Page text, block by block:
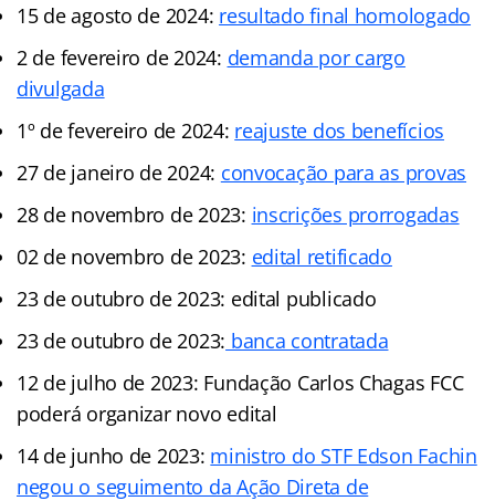
15 de agosto de 2024: resultado final homologado
2 de fevereiro de 2024: demanda por cargo
divulgada
1º de fevereiro de 2024: reajuste dos benefícios
27 de janeiro de 2024: convocação para as provas
28 de novembro de 2023: inscrições prorrogadas
02 de novembro de 2023: edital retificado
23 de outubro de 2023: edital publicado
23 de outubro de 2023: banca contratada
12 de julho de 2023: Fundação Carlos Chagas FCC
poderá organizar novo edital
14 de junho de 2023: ministro do STF Edson Fachin
negou o seguimento da Ação Direta de